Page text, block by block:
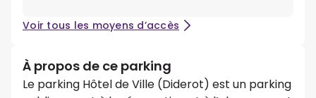
Voir tous les moyens d’accès
À propos de ce parking
Le parking Hôtel de Ville (Diderot) est un parking